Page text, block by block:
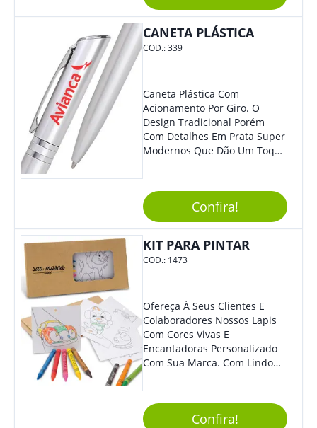
Ocasiões Do Dia A Dia.
CANETA PLÁSTICA
COD.:339
Caneta Plástica Com
Acionamento Por Giro. O
Design Tradicional Porém
Com Detalhes Em Prata Super
Modernos Que Dão Um Toque
Confira!
KIT PARA PINTAR
COD.: 1473
Ofereça À Seus Clientes E
Colaboradores Nossos Lapis
Com Cores Vivas E
Encantadoras Personalizado
Com Sua Marca. Com Lindo
Perfeito, Não É?!
Confira!